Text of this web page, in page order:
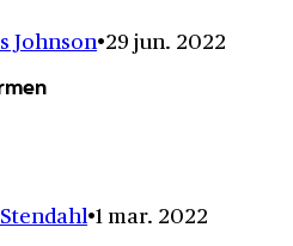
Johnson 29 jun. 2022
1 mar. 2022